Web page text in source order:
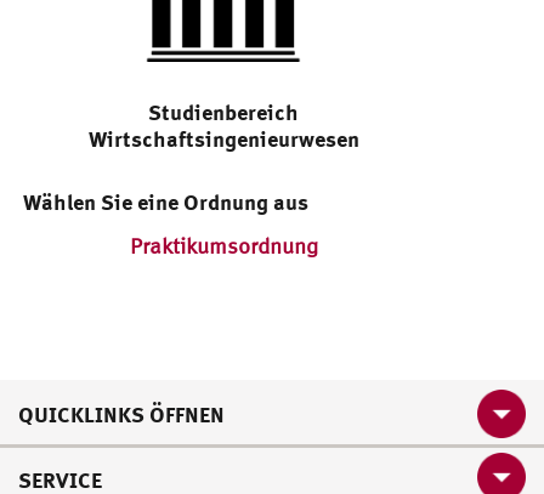
Studienbereich
Wirtschaftsingenieurwesen
Wählen Sie eine Ordnung aus
Praktikumsordnung
QUICKLINKS ÖFFNEN
SERVICE